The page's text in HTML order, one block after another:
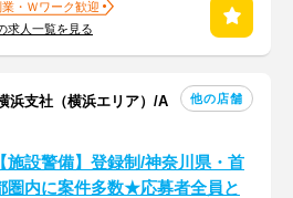
業・Ｗワーク歓迎
求人一覧を見る
支社（横浜エリア）/A
他の店舗
【施設警備】登録制/神奈川県・首
圏内に案件多数★応募者全員と